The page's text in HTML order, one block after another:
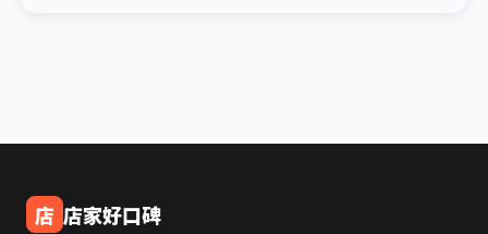
店 店家好口碑